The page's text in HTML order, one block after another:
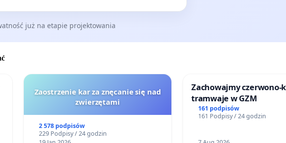
już na etapie projektowania
Zaostrzenie kar za znęcanie się nad
zwierzętami
2 578 podpisów
229 Podpisy / 24 godzin
Zachowajmy czerwono-
tramwaje w GZM
161 podpisów
161 Podpisy / 24 godzin